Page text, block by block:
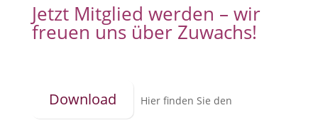
Jetzt Mitglied werden – wir
freuen uns über Zuwachs!
Download Hier finden Sie den